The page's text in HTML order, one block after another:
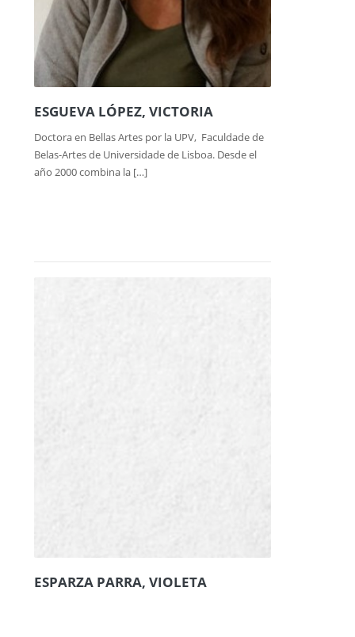
ESGUEVA LÓPEZ, VICTORIA
Doctora en Bellas Artes por la UPV, Faculdade de
Belas-Artes de Universidade de Lisboa. Desde el
año 2000 combina la […]
ESPARZA PARRA, VIOLETA